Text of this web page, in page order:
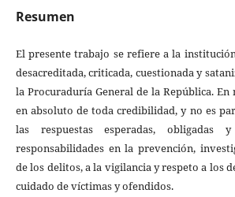
Resumen
El presente trabajo se refiere a la
desacreditada, criticada, cuestionada y
la Procuraduría General de la República. En
en absoluto de toda credibilidad, y no es
las respuestas esperadas, obligadas
responsabilidades en la prevención,
de los delitos, a la vigilancia y respeto a los
cuidado de víctimas y ofendidos.